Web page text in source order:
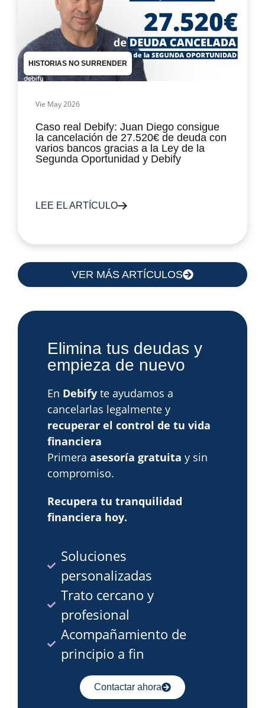
HISTORIAS NO SURRENDER
Vie May 2026
Caso real Debify: Juan Diego consigue
la cancelación de 27.520€ de deuda con
varios bancos gracias a la Ley de la
Segunda Oportunidad y Debify
LEE EL ARTÍCULO
VER MÁS ARTÍCULOS
Elimina tus deudas y
empieza de nuevo
En Debify te ayudamos a
cancelarlas legalmente y
recuperar el control de tu vida
financiera
Primera asesoría gratuita y sin
compromiso.
Recupera tu tranquilidad
financiera hoy.
Soluciones
personalizadas
Trato cercano y
profesional
Acompañamiento de
principio a fin
Contactar ahora